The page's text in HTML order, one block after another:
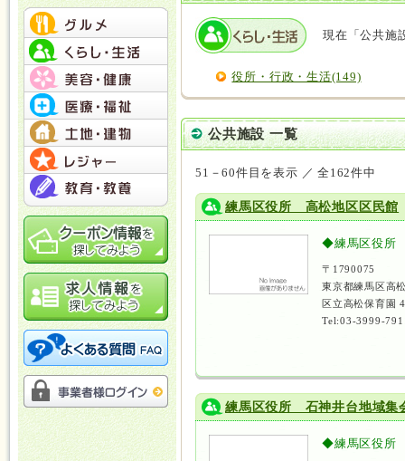
現在「公共施
役所・行政・生活(149)
公共施設 一覧
51－60件目を表示 ／ 全162件中
練馬区役所 高松地区区民館
◆練馬区役所
〒1790075
東京都練馬区高
区立高松保育園
Tel:03-3999-
練馬区役所 石神井台地域集
◆練馬区役所